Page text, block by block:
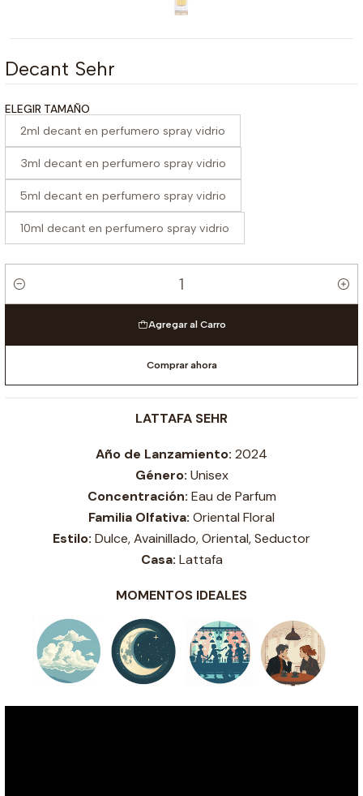
Decant Sehr
ELEGIR TAMAÑO
2ml decant en perfumero spray vidrio
3ml decant en perfumero spray vidrio
5ml decant en perfumero spray vidrio
10ml decant en perfumero spray vidrio
Cantidad
Agregar al Carro
Comprar ahora
LATTAFA SEHR
Año de Lanzamiento: 2024
Género: Unisex
Concentración: Eau de Parfum
Familia Olfativa: Oriental Floral
Estilo: Dulce, Avainillado, Oriental, Seductor
Casa: Lattafa
MOMENTOS IDEALES